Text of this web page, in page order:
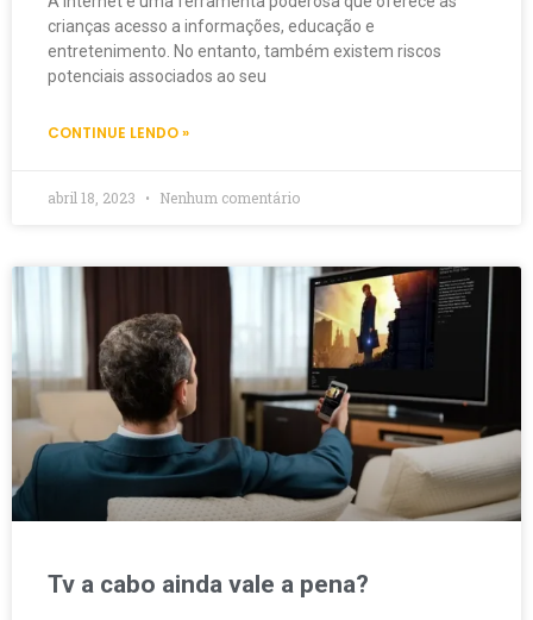
crianças acesso a informações, educação e
entretenimento. No entanto, também existem riscos
potenciais associados ao seu
CONTINUE LENDO »
abril 18, 2023 Nenhum comentário
Tv a cabo ainda vale a pena?